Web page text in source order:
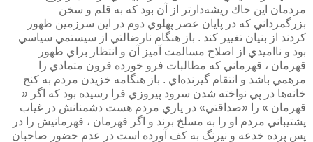
مردمان اين خاك ريشه‌دارتر از آن بود كه به قلم و سخن
بزرگمرداني كه در پايان عصر پهلوي دوم در اين سرزمين ظهور
كردند از بنيان تغيير كند . باز هنگام نارضالتي از سيستمي سياسي
بود و نااميدي از اصلاح مسالمت آميز آن و انتظار براي ظهور
قهرمان ، قهرماني كه مطالبات فرو خورده قرون متمادي را
مرهمي باشد و انتقام گيرنده‌اي . باز هنگامه خزيدن مردم به كنج
خانه‌ها در پي نواخته شدن سرود پيروزي فرا رسيده بود كه اگر «
قهرمان » را «صداقتي» در ياري مردم هست دشمنانش در غياب
پشتيباني مردم او را به مسلخ برند و اگر قهرمان ، قهرمانيش را در
پس پرده خدعه و نيرنگ به كف آورده است در عدم حضور صاحبان